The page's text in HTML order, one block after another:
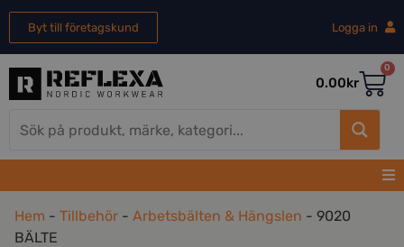
Byt till företagskund Logga in
0.00kr
0
Hem - Tillbehör - Arbetsbälten & Hängslen - 9020
BÄLTE